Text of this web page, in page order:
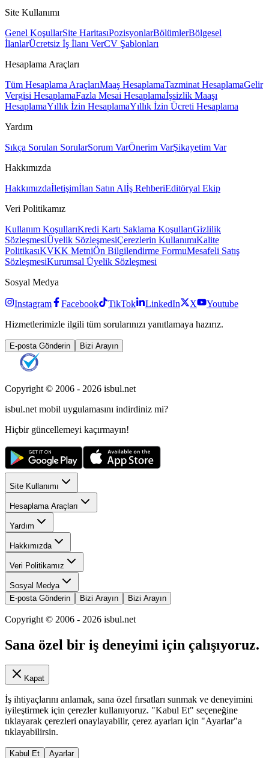
Site Kullanımı
Genel KoşullarSite HaritasıPozisyonlarBölümlerBölgesel
İlanlarÜcretsiz İş İlanı VerCV Şablonları
Hesaplama Araçları
Tüm Hesaplama AraçlarıMaaş HesaplamaTazminat HesaplamaGelir
Vergisi HesaplamaFazla Mesai Hesaplamaİşsizlik Maaşı
HesaplamaYıllık İzin HesaplamaYıllık İzin Ücreti Hesaplama
Yardım
Sıkça Sorulan SorularSorum VarÖnerim VarŞikayetim Var
Hakkımızda
Hakkımızdaİletişimİlan Satın Alİş RehberiEditöryal Ekip
Veri Politikamız
Kullanım KoşullarıKredi Kartı Saklama KoşullarıGizlilik
SözleşmesiÜyelik SözleşmesiÇerezlerin KullanımıKalite
PolitikasıKVKK MetniÖn Bilgilendirme FormuMesafeli Satış
SözleşmesiKurumsal Üyelik Sözleşmesi
Sosyal Medya
Instagram Facebook TikTok LinkedIn X
Youtube
Hizmetlerimizle ilgili tüm sorularınızı yanıtlamaya hazırız.
E-posta Gönderin Bizi Arayın
Copyright © 2006 - 2026 isbul.net
isbul.net mobil uygulamasını indirdiniz mi?
Hiçbir güncellemeyi kaçırmayın!
Site Kullanımı
Hesaplama Araçları
Yardım
Hakkımızda
Veri Politikamız
Sosyal Medya
E-posta Gönderin
Bizi Arayın Bizi Arayın
Copyright © 2006 - 2026 isbul.net
Sana özel bir iş deneyimi için çalışıyoruz.
Kapat
İş ihtiyaçlarını anlamak, sana özel fırsatları sunmak ve deneyimini
iyileştirmek için çerezler kullanıyoruz. "Kabul Et" seçeneğine
tıklayarak çerezleri onaylayabilir, çerez ayarları için "Ayarlar"a
tıklayabilirsin.
Kabul Et Ayarlar